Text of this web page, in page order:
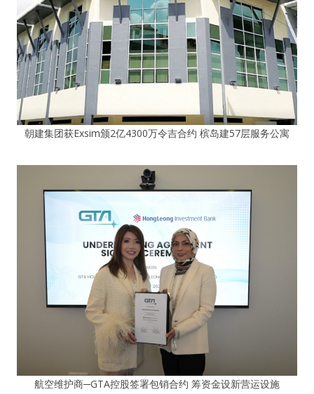
朝建集团获Exsim颁2亿4300万令吉合约 槟岛建57层服务公寓
航空维护商─GTA控股签署包销合约 筹资金设新营运设施